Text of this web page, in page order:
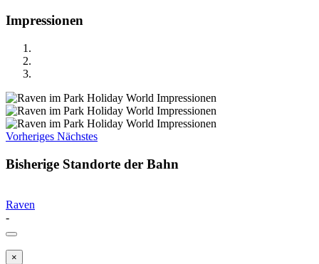
Impressionen
Vorheriges Nächstes
Bisherige Standorte der Bahn
Raven
-
×